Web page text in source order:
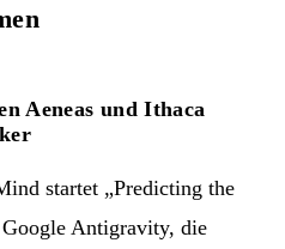
Aeneas und Ithaca
startet „Predicting the
Antigravity, die